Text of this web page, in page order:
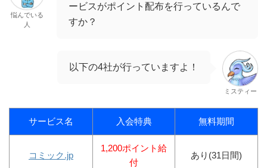
悩んでいる
人
ービスがポイント配布を行っているんで
すか？
以下の4社が行っていますよ！
ミスティー
サービス名 入会特典 無料期間
コミック.jp
1,200ポイント給
付
あり(31日間)